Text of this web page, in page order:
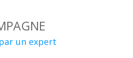
un expert